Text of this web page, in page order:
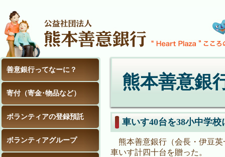
熊本善意銀
車いす40台を38小中学校
熊本善意銀行（会長・伊豆英
車いす計四十台を贈った。
善意銀行ってなーに？
寄付（寄金･物品など）
ボランティアの登録預託
ボランティアグループ